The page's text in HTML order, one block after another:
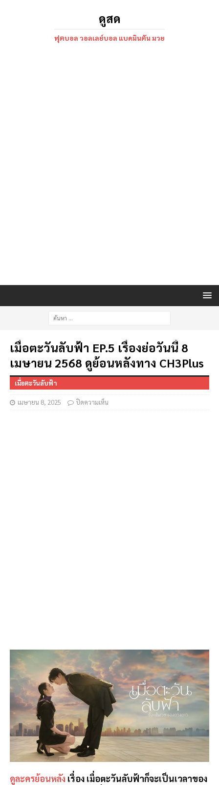
ดูสด
ฟุตบอล วอลเลย์บอล แบดมินตัน มวย
เมื่อตะวันลับฟ้า EP.5 เรื่องย่อวันนี้ 8
เมษายน 2568 ดูย้อนหลังทาง CH3Plus
เมื่อตะวันลับฟ้า
เมษายน 8, 2025 ปิดความเห็น
ดูละครย้อนหลัง เรื่อง เมื่อตะวันลับฟ้าก็จะเป็นเวลาของ